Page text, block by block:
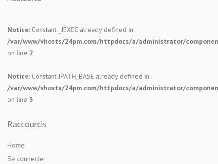
Notice: Constant _JEXEC already defined in
/var/www/vhosts/24pm.com/httpdocs/a/administrator/
on line 2
Notice: Constant JPATH_BASE already defined in
/var/www/vhosts/24pm.com/httpdocs/a/administrator/
on line 3
Raccourcis
Home
Se connecter